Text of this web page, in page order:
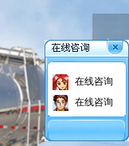
在线咨询
在线咨询